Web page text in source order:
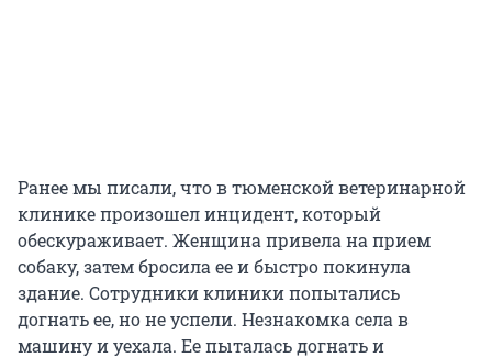
Ранее мы писали, что в тюменской ветеринарной
клинике произошел инцидент, который
обескураживает. Женщина привела на прием
собаку, затем бросила ее и быстро покинула
здание. Сотрудники клиники попытались
догнать ее, но не успели. Незнакомка села в
машину и уехала. Ее пыталась догнать и